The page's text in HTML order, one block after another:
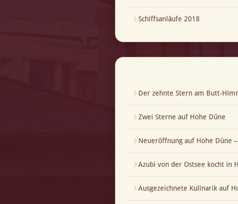
Schiffsanläufe 2018
Der zehnte Stern am Butt-
Zwei Sterne auf Hohe Düne
Neueröffnung auf Hohe Düne
Azubi von der Ostsee kocht in
Ausgezeichnete Kulinarik auf